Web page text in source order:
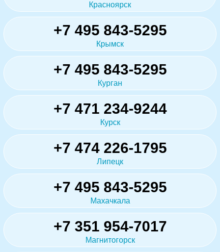
Красноярск
+7 495 843-5295
Крымск
+7 495 843-5295
Курган
+7 471 234-9244
Курск
+7 474 226-1795
Липецк
+7 495 843-5295
Махачкала
+7 351 954-7017
Магнитогорск